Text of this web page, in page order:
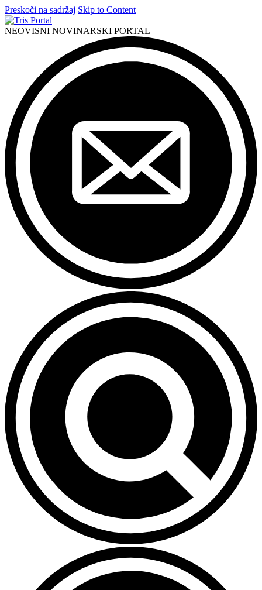
Preskoči na sadržaj Skip to Content
NEOVISNI NOVINARSKI PORTAL